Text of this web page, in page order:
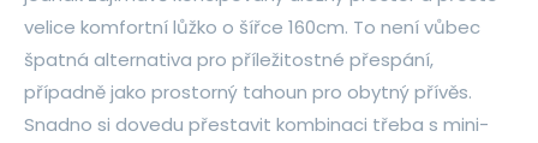
velice komfortní lůžko o šířce 160cm. To není vůbec
špatná alternativa pro příležitostné přespání,
případně jako prostorný tahoun pro obytný přívěs.
Snadno si dovedu přestavit kombinaci třeba s mini-